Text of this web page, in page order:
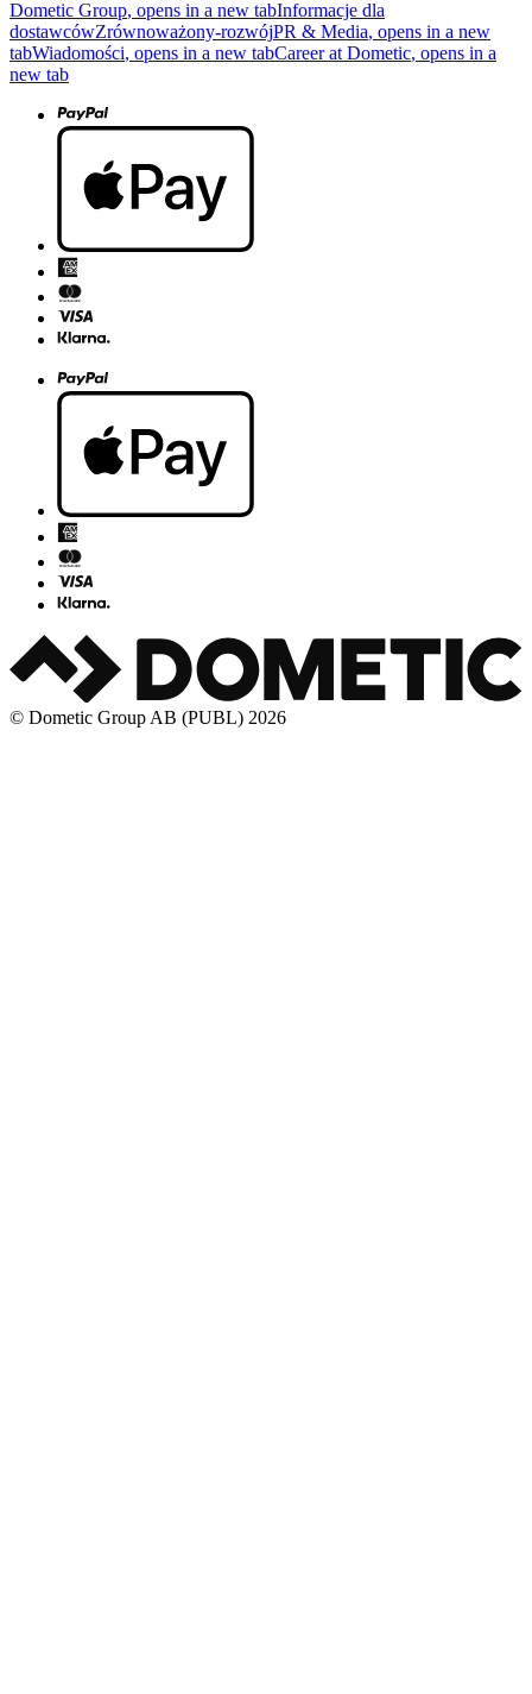
Dometic Group, opens in a new tabInformacje dla
dostawcówZrównoważony-rozwójPR & Media, opens in a new
tabWiadomości, opens in a new tabCareer at Dometic, opens in a
new tab
© Dometic Group AB (PUBL) 2026